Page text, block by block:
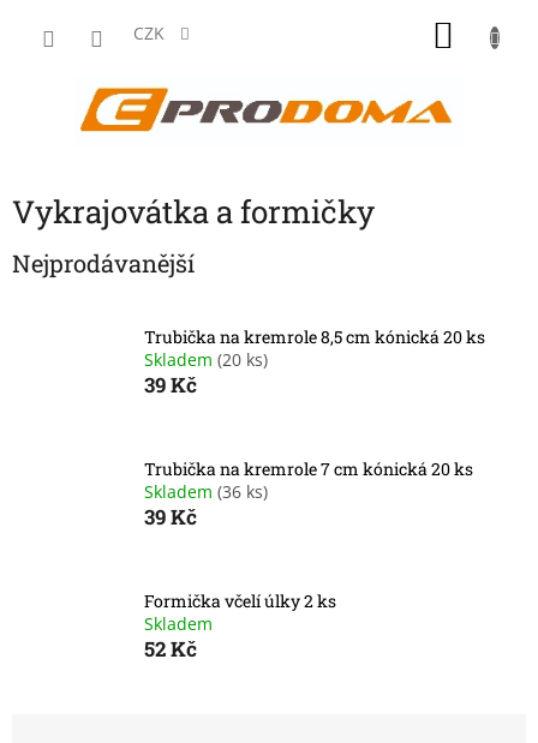
CZK
Vykrajovátka a formičky
Nejprodávanější
Trubička na kremrole 8,5 cm kónická 20 ks
Skladem (20 ks)
39 Kč
Trubička na kremrole 7 cm kónická 20 ks
Skladem (36 ks)
39 Kč
Formička včelí úlky 2 ks
Skladem
52 Kč